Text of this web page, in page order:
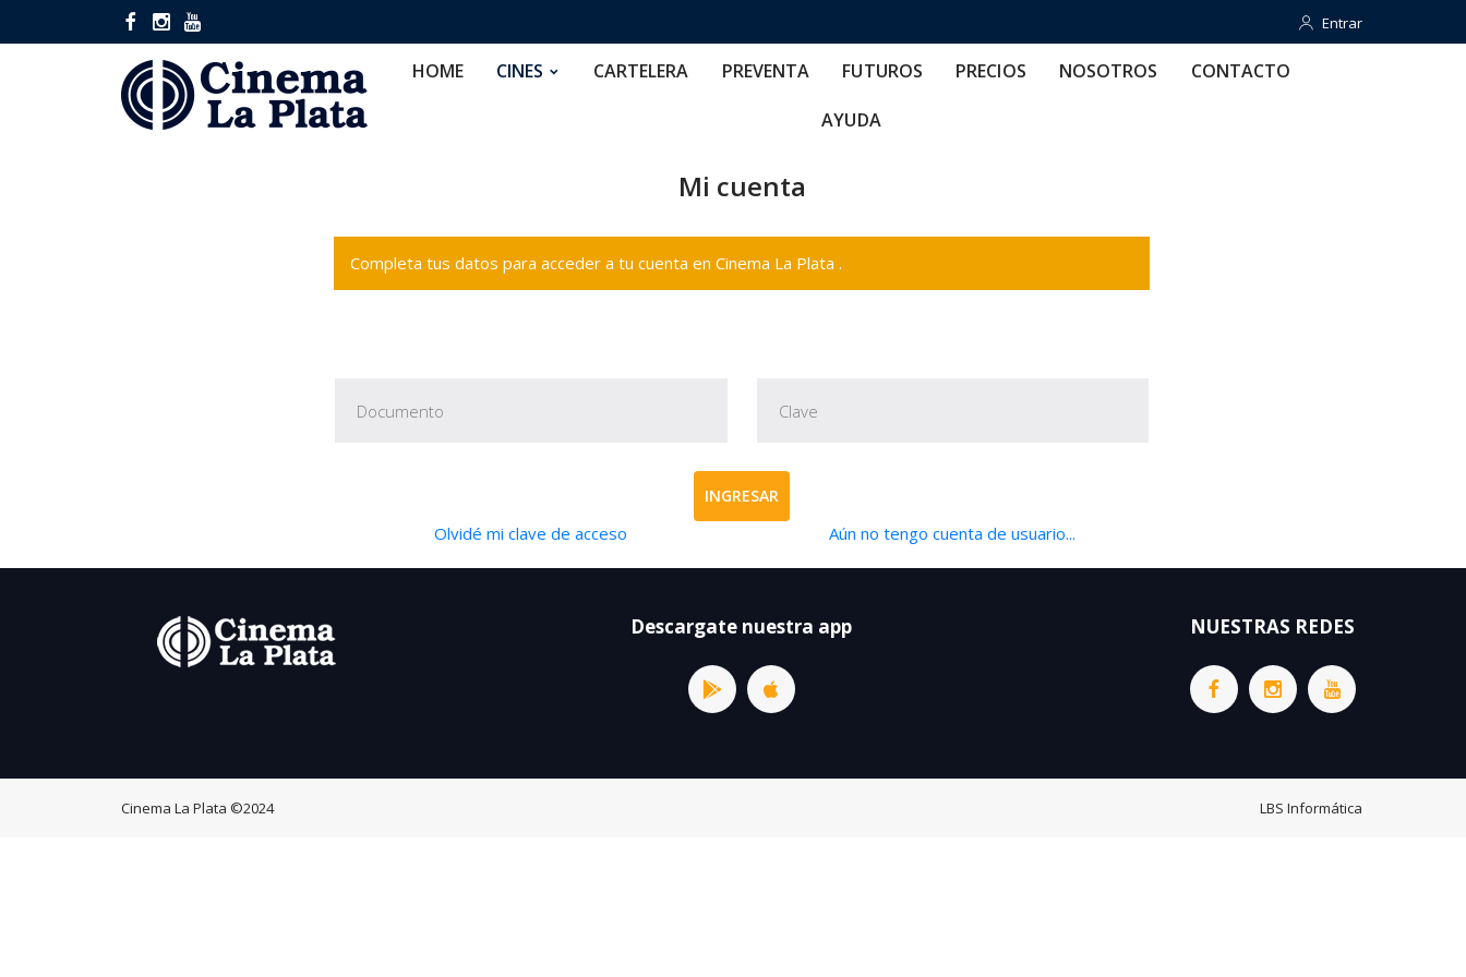
Entrar
Entrar
HOME CINES CARTELERA PREVENTA FUTUROS PRECIOS NOSOTROS CONTACTO
AYUDA
Mi cuenta
Completa tus datos para acceder a tu cuenta en Cinema La Plata .
INGRESAR
Olvidé mi clave de acceso Aún no tengo cuenta de usuario...
Descargate nuestra app NUESTRAS REDES
Cinema La Plata ©2024 LBS Informática